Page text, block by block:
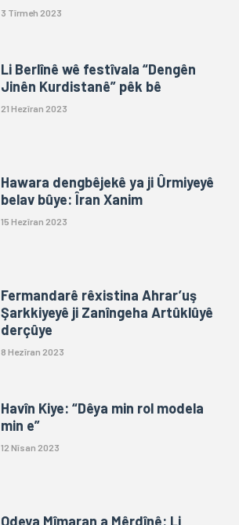
3 Tîrmeh 2023
Li Berlînê wê festîvala “Dengên
Jinên Kurdistanê” pêk bê
21 Hezîran 2023
Hawara dengbêjekê ya ji Ûrmiyeyê
belav bûye: Îran Xanim
15 Hezîran 2023
Fermandarê rêxistina Ahrar’uş
Şarkkiyeyê ji Zanîngeha Artûklûyê
derçûye
8 Hezîran 2023
Havîn Kiye: “Dêya min rol modela
min e”
12 Nîsan 2023
Odeya Mîmaran a Mêrdînê: Li